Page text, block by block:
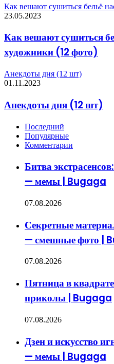
Как вешают сушиться бельё
23.05.2023
Как вешают сушиться
художники (12 фото)
Анекдоты дня (12 шт)
01.11.2023
Анекдоты дня (12 шт)
Последний
Популярные
Комментарии
Битва
— мемы | Bugaga
07.08.2026
Секретные
— смешные фото |
07.08.2026
Пятница в
приколы | Bugaga
07.08.2026
Дзен и искусство
— мемы | Bugaga